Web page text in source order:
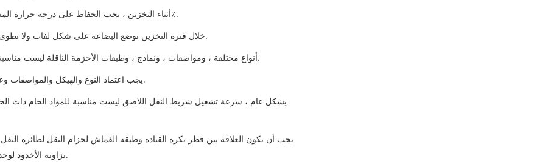
أثناء التخزين ، يجب الحفاظ على درجة حرارة المستودع بين 18-40 درجة مئوية ورطوبة الهواء يجب أن تبقى بين 50-80٪.
خلال فترة التخزين توضع البضاعة على شكل لفات ولا تطوى. خلال فترة التخزين ، يجب دحرجة البضائع مرة واحدة كل ثلاثة أشهر.
أنواع مختلفة ، ومواصفات ، ونماذج ، وطبقات الأحزمة الناقلة ليست مناسبة للتوصيل ببعضها البعض ، وأفضل طريقة هي استخدام وصلة مطاطية.
يجب اعتماد النوع والهيكل والمواصفات وعدد طبقات شريط النقل اللاصق بشكل فعال وفقًا للمعايير المعمول بها.
بشكل عام ، سرعة تشغيل شريط النقل اللاصق ليست مناسبة للمواد الخام ذات
يجب أن تكون العلاقة بين قطر بكرة القيادة وطبقة القماش لحزام النقل لطائرة النقل
بزاوية الأخدود لوحدة التباطؤ العازلة فعالة تم اختيارها وفقًا لمتطلبات تصميم طائرة النقل.